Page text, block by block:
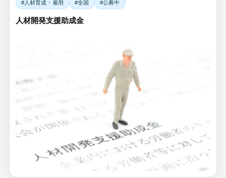
#人材育成・雇用 #全国 #公募中
人材開発支援助成金